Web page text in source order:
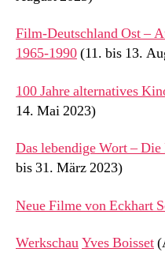
Film-Deutschland Ost –
1965-1990(11. bis 13.
100 Jahre alternatives
14. Mai 2023)
Das lebendige Wort –
bis 31. März 2023)
Neue Filme von Eckhart
WerkschauYves Boisset